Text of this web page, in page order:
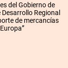
del Gobierno de
Regional
de mercancías